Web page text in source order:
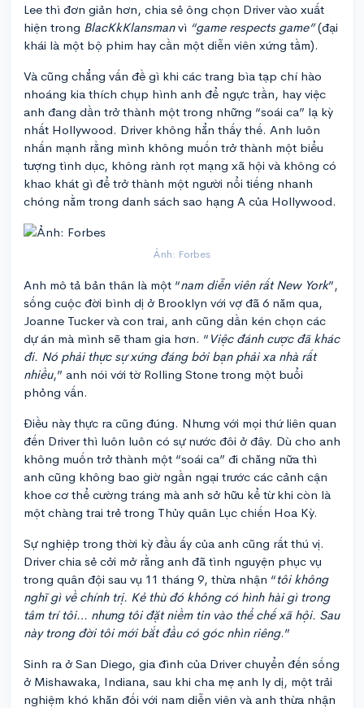
Lee thì đơn giản hơn, chia sẻ ông chọn Driver vào xuất
hiện trong BlacKkKlansmanvì “game respects game”(đại
khái là một bộ phim hay cần một diễn viên xứng tầm).
Và cũng chẳng vấn đề gì khi các trang bìa tạp chí hào
nhoáng kia thích chụp hình anh để ngực trần, hay việc
anh đang dần trở thành một trong những “soái ca” lạ kỳ
nhất Hollywood. Driver không hẳn thấy thế. Anh luôn
nhấn mạnh rằng mình không muốn trở thành một biểu
tượng tình dục, không rành rọt mạng xã hội và không có
khao khát gì để trở thành một người nổi tiếng nhanh
chóng nằm trong danh sách sao hạng A của Hollywood.
Ảnh: Forbes
Anh mô tả bản thân là một “nam diễn viên rất New York”,
sống cuộc đời bình dị ở Brooklyn với vợ đã 6 năm qua,
Joanne Tucker và con trai, anh cũng dần kén chọn các
dự án mà mình sẽ tham gia hơn. “ Việc đánh cược đã khác
đi. Nó phải thực sự xứng đáng bởi bạn phải xa nhà rất
nhiều,” anh nói với tờ Rolling Stone trong một buổi
phỏng vấn.
Điều này thực ra cũng đúng. Nhưng với mọi thứ liên quan
đến Driver thì luôn luôn có sự nước đôi ở đây. Dù cho anh
không muốn trở thành một “soái ca” đi chăng nữa thì
anh cũng không bao giờ ngần ngại trước các cảnh cận
khoe cơ thể cường tráng mà anh sở hữu kể từ khi còn là
một chàng trai trẻ trong Thủy quân Lục chiến Hoa Kỳ.
Sự nghiệp trong thời kỳ đầu ấy của anh cũng rất thú vị.
Driver chia sẻ cởi mở rằng anh đã tình nguyện phục vụ
trong quân đội sau vụ 11 tháng 9, thừa nhận “tôi không
nghĩ gì về chính trị. Kẻ thù đó không có hình hài gì trong
tâm trí tôi… nhưng tôi đặt niềm tin vào thể chế xã hội. Sau
này trong đời tôi mới bắt đầu có góc nhìn riêng.”
Sinh ra ở San Diego, gia đình của Driver chuyển đến sống
ở Mishawaka, Indiana, sau khi cha mẹ anh ly dị, một trải
nghiệm khó khăn đối với nam diễn viên và anh thừa nhận